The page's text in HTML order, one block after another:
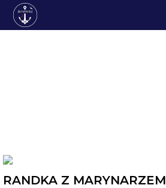
RANDKA Z MARYNARZEM